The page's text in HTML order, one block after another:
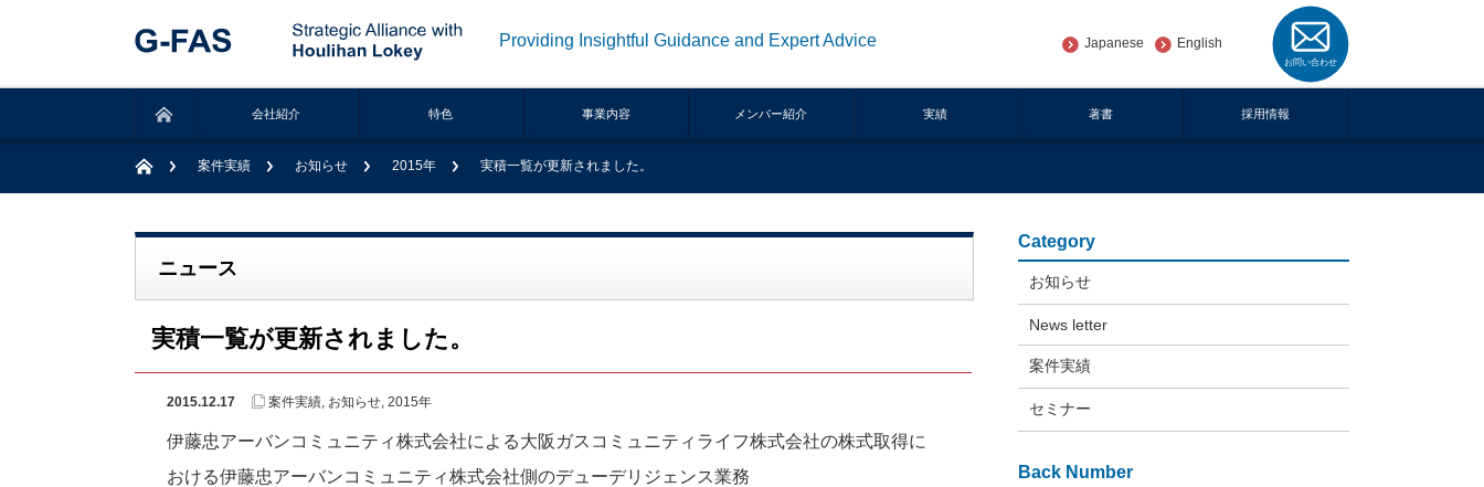
Providing Insightful Guidance and Expert Advice Japanese English
会社紹介 特色 事業内容 メンバー紹介 実績 著書 採用情報
案件実績 お知らせ 2015年 実積一覧が更新されました。
ニュース
実積一覧が更新されました。
2015.12.17 案件実績, お知らせ, 2015年
伊藤忠アーバンコミュニティ株式会社による大阪ガスコミュニティライフ株式会社の株式取得に
おける伊藤忠アーバンコミュニティ株式会社側のデューデリジェンス業務
Category
お知らせ
News letter
案件実績
セミナー
Back Number